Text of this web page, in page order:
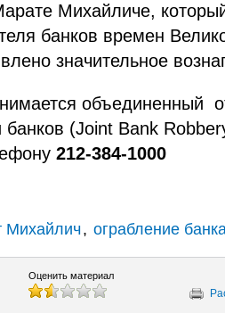
Михайличе,
банков времен
значительное
объединенный
(Joint Bank
212-384-1000
Михайлич, ограбление
Оценить материал